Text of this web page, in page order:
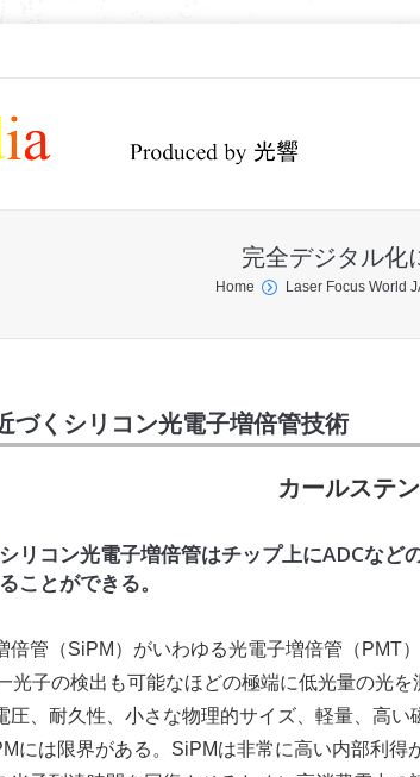
完全デジタル化
Home Laser Focus World
づくシリコン光電子増倍管技術
カールステ
リコン光電子増倍管はチップ上にADCなど
ことができる。
倍管（SiPM）がいわゆる光電子増倍管（PMT
光子の検出も可能なほどの極端に低光量の光
圧、耐久性、小さな物理的サイズ、軽量、高い
には限界がある。SiPMは非常に高い内部利得